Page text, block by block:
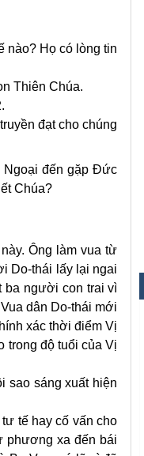
nào? Họ có lòng tin
Thiên Chúa.
đạt cho chúng
đến gặp Đức
Chúa?
Ông làm vua từ
Do-thái lấy lại ngai
ba người con trai vì
dân Do-thái mới
xác thời điểm Vị
trong độ tuổi của Vị
sao sáng xuất hiện
tế hay cố vấn cho
phương xa đến bái